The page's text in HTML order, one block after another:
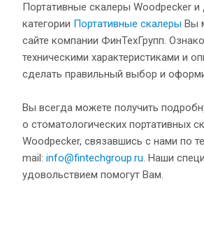
Портативные скалеры Woodpecker и
категории Портативные скалеры Вы
сайте компании ФинТехГрупп.
техническими характеристиками и
сделать правильный выбор и
Вы всегда можете получить
о стоматологических портативных
Woodpecker, связавшись с нами по
mail: info@fintechgroup.ru. Наши
удовольствием помогут Вам.